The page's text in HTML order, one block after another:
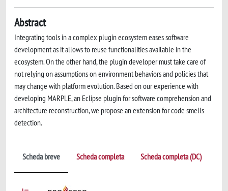
Abstract
Integrating tools in a complex plugin ecosystem eases software
development as it allows to reuse functionalities available in the
ecosystem. On the other hand, the plugin developer must take care of
not relying on assumptions on environment behaviors and policies that
may change with platform evolution. Based on our experience with
developing MARPLE, an Eclipse plugin for software comprehension and
architecture reconstruction, we propose an extension for code smells
detection.
Scheda breve Scheda completa Scheda completa (DC)